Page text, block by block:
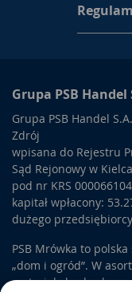
Grupa PSB Handel
Grupa PSB Handel
Zdrój
wpisana do Rejestru
Sąd Rejonowy w
pod nr KRS
kapitał wpłacony:
dużego
PSB Mrówka to
„dom i ogród”. W
materiały budowlane,